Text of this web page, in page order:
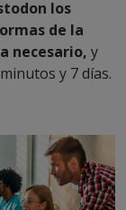
los
de la
necesario, y
y 7 días.